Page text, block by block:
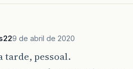
9 de abril de 2020
tarde, pessoal.